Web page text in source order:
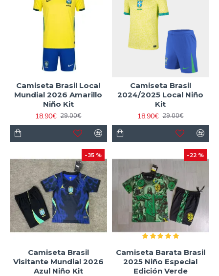
Camiseta Brasil Local
Mundial 2026 Amarillo
Niño Kit
18.90€ 29.00€
Camiseta Brasil
2024/2025 Local Niño
Kit
18.90€ 29.00€
-35 %
Camiseta Brasil
Visitante Mundial 2026
Azul Niño Kit
-22 %
Camiseta Barata Brasil
2025 Niño Especial
Edición Verde